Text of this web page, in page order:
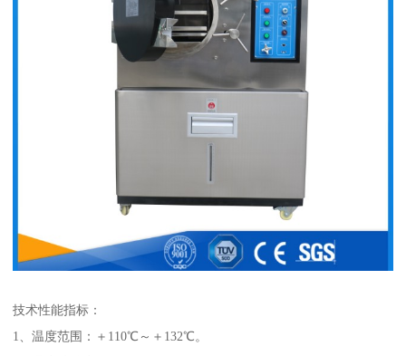
技术性能指标：
1、温度范围：＋110℃～＋132℃。